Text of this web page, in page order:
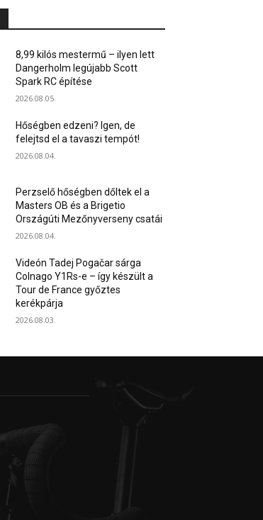
8,99 kilós mestermű – ilyen lett
Dangerholm legújabb Scott
Spark RC építése
2026.08.05.
Hőségben edzeni? Igen, de
felejtsd el a tavaszi tempót!
2026.08.04.
Perzselő hőségben dőltek el a
Masters OB és a Brigetio
Országúti Mezőnyverseny csatái
2026.08.04.
Videón Tadej Pogačar sárga
Colnago Y1Rs-e – így készült a
Tour de France győztes
kerékpárja
2026.08.03.